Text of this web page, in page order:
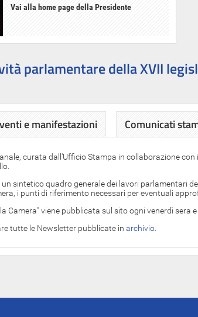
Vai alla home page della Presidente
parlamentare della XVII
e manifestazioni Comunicati
curata dall'Ufficio Stampa in collaborazione
sintetico quadro generale dei lavori parlamentari
i punti di riferimento necessari per eventuali
Camera" viene pubblicata sul sito ogni venerdì sera
tutte le Newsletter pubblicate in archivio